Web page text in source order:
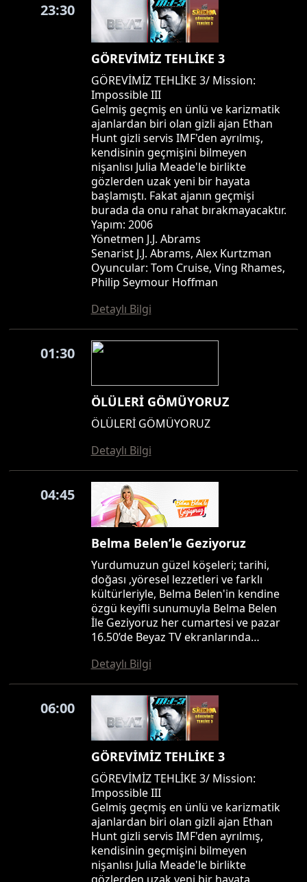
23:30
GÖREVİMİZ TEHLİKE 3
GÖREVİMİZ TEHLİKE 3/ Mission:
Impossible III
Gelmiş geçmiş en ünlü ve karizmatik
ajanlardan biri olan gizli ajan Ethan
Hunt gizli servis IMF'den ayrılmış,
kendisinin geçmişini bilmeyen
nişanlısı Julia Meade'le birlikte
gözlerden uzak yeni bir hayata
başlamıştı. Fakat ajanın geçmişi
burada da onu rahat bırakmayacaktır.
Yapım: 2006
Yönetmen J.J. Abrams
Senarist J.J. Abrams, Alex Kurtzman
Oyuncular: Tom Cruise, Ving Rhames,
Philip Seymour Hoffman
Detaylı Bilgi
01:30
ÖLÜLERİ GÖMÜYORUZ
ÖLÜLERİ GÖMÜYORUZ
Detaylı Bilgi
04:45
Belma Belen’le Geziyoruz
Yurdumuzun güzel köşeleri; tarihi,
doğası ,yöresel lezzetleri ve farklı
kültürleriyle, Belma Belen'in kendine
özgü keyifli sunumuyla Belma Belen
İle Geziyoruz her cumartesi ve pazar
16.50’de Beyaz TV ekranlarında…
Detaylı Bilgi
06:00
GÖREVİMİZ TEHLİKE 3
GÖREVİMİZ TEHLİKE 3/ Mission:
Impossible III
Gelmiş geçmiş en ünlü ve karizmatik
ajanlardan biri olan gizli ajan Ethan
Hunt gizli servis IMF'den ayrılmış,
kendisinin geçmişini bilmeyen
nişanlısı Julia Meade'le birlikte